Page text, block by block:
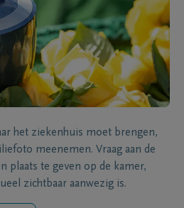
het ziekenhuis moet brengen,
meenemen. Vraag aan de
plaats te geven op de kamer,
zichtbaar aanwezig is.